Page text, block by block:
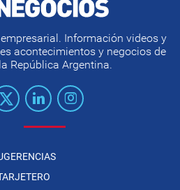
Información videos y
acontecimientos y negocios de
República Argentina.